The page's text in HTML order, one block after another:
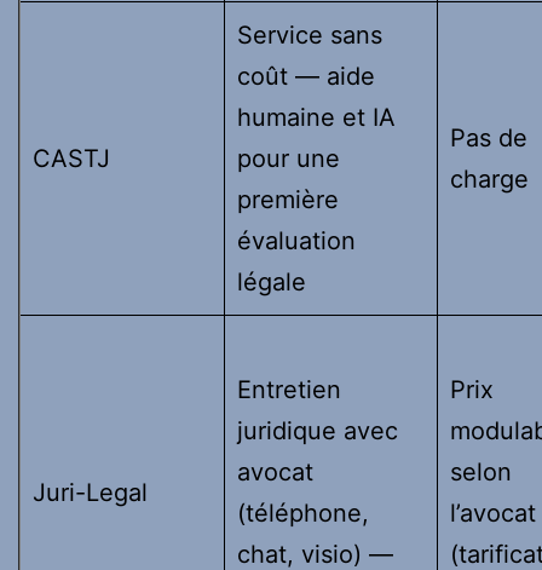
CASTJ
Service sans
coût — aide
humaine et IA
pour une
première
évaluation
légale
Pas de
charge
Juri-Legal
Entretien
juridique avec
avocat
(téléphone,
chat, visio) —
Prix
selon
l’avocat